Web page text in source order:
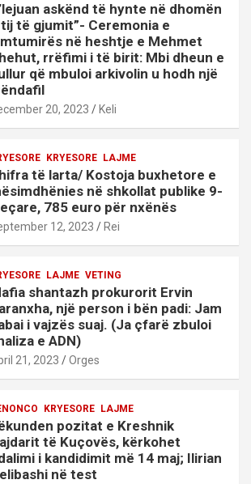
askënd të hynte në dhomën
të gjumit”- Ceremonia e
në heshtje e Mehmet
rrëfimi i të birit: Mbi dheun e
që mbuloi arkivolin u hodh një
20, 2023 Keli
KRYESORE LAJME
të larta/ Kostoja buxhetore e
në shkollat publike 9-
785 euro për nxënës
12, 2023 Rei
LAJME VETING
shantazh prokurorit Ervin
një person i bën padi: Jam
i vajzës suaj. (Ja çfarë zbuloi
e ADN)
21, 2023 Orges
KRYESORE LAJME
pozitat e Kreshnik
të Kuçovës, kërkohet
i kandidimit më 14 maj; Ilirian
në test